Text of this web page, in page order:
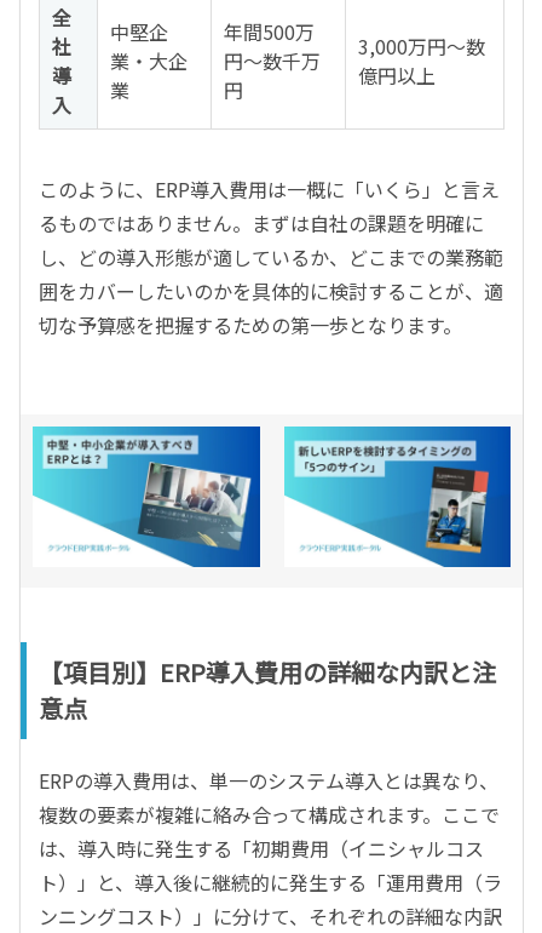
全
社
導
入
中堅企
業・大企
業
年間500万
円～数千万
円
3,000万円～数
億円以上
このように、ERP導入費用は一概に「いくら」と言え
るものではありません。まずは自社の課題を明確に
し、どの導入形態が適しているか、どこまでの業務範
囲をカバーしたいのかを具体的に検討することが、適
切な予算感を把握するための第一歩となります。
【項目別】ERP導入費用の詳細な内訳と注
意点
ERPの導入費用は、単一のシステム導入とは異なり、
複数の要素が複雑に絡み合って構成されます。ここで
は、導入時に発生する「初期費用（イニシャルコス
ト）」と、導入後に継続的に発生する「運用費用（ラ
ンニングコスト）」に分けて、それぞれの詳細な内訳